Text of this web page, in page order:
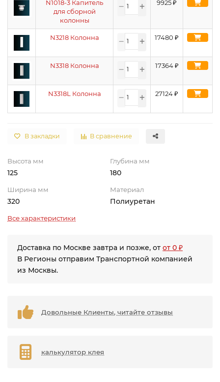
N1018-3 Капитель
для сборной
колонны
9925₽
N3218 Колонна 17480 ₽
N3318 Колонна 17364₽
N3318L Колонна 27124₽
В закладки В сравнение
Высота мм
125
Глубина мм
180
Ширина мм
320
Материал
Полиуретан
Все характеристики
Доставка по Москве завтра и позже, от от 0 ₽
В Регионы отправим Транспортной компанией
из Москвы.
Довольные Клиенты, читайте отзывы
калькулятор клея